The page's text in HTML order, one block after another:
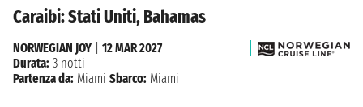
Caraibi: Stati Uniti, Bahamas
NORWEGIAN JOY
12 MAR 2027
Durata: 3 notti
Partenza da: Miami Sbarco: Miami